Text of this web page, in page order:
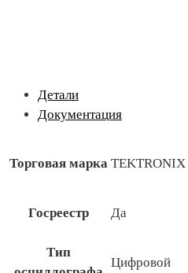
Детали
Документация
Торговая марка TEKTRONIX
Госреестр Да
Тип
Цифровой